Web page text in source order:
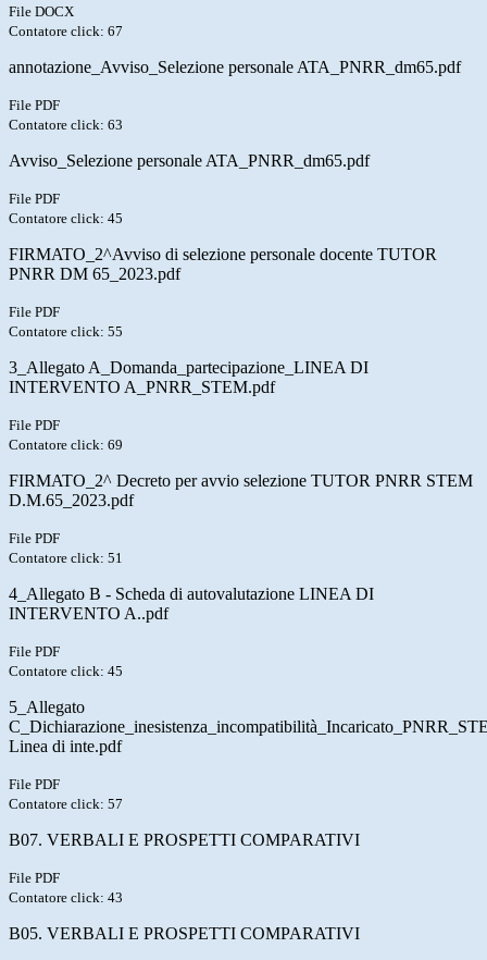
File DOCX
Contatore click: 67
annotazione_Avviso_Selezione personale ATA_PNRR_dm65.pdf
File PDF
Contatore click: 63
Avviso_Selezione personale ATA_PNRR_dm65.pdf
File PDF
Contatore click: 45
FIRMATO_2^Avviso di selezione personale docente TUTOR
PNRR DM 65_2023.pdf
File PDF
Contatore click: 55
3_Allegato A_Domanda_partecipazione_LINEA DI
INTERVENTO A_PNRR_STEM.pdf
File PDF
Contatore click: 69
FIRMATO_2^ Decreto per avvio selezione TUTOR PNRR STEM
D.M.65_2023.pdf
File PDF
Contatore click: 51
4_Allegato B - Scheda di autovalutazione LINEA DI
INTERVENTO A..pdf
File PDF
Contatore click: 45
5_Allegato
Linea di inte.pdf
File PDF
Contatore click: 57
B07. VERBALI E PROSPETTI COMPARATIVI
File PDF
Contatore click: 43
B05. VERBALI E PROSPETTI COMPARATIVI